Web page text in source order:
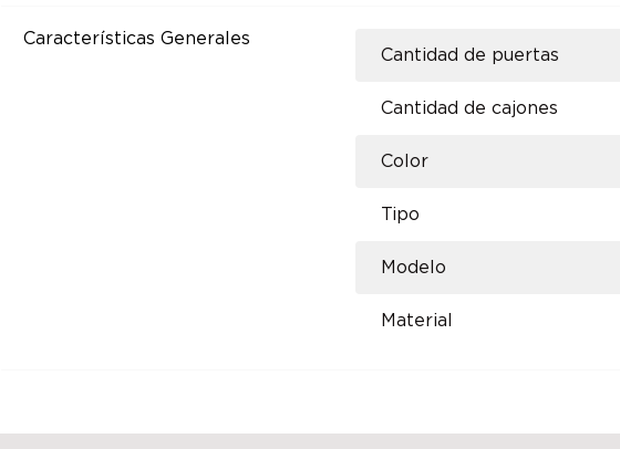
Características Generales
Cantidad de puertas
Cantidad de cajones
Color
Tipo
Modelo
Material